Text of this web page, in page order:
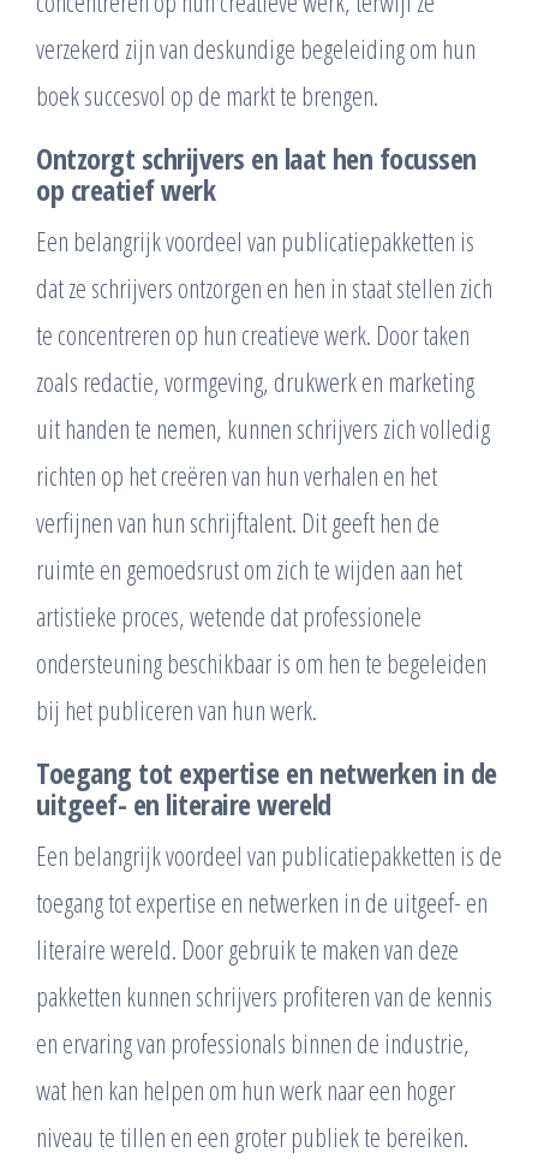
verzekerd zijn van deskundige begeleiding om hun
boek succesvol op de markt te brengen.
Ontzorgt schrijvers en laat hen focussen
op creatief werk
Een belangrijk voordeel van publicatiepakketten is
dat ze schrijvers ontzorgen en hen in staat stellen zich
te concentreren op hun creatieve werk. Door taken
zoals redactie, vormgeving, drukwerk en marketing
uit handen te nemen, kunnen schrijvers zich volledig
richten op het creëren van hun verhalen en het
verfijnen van hun schrijftalent. Dit geeft hen de
ruimte en gemoedsrust om zich te wijden aan het
artistieke proces, wetende dat professionele
ondersteuning beschikbaar is om hen te begeleiden
bij het publiceren van hun werk.
Toegang tot expertise en netwerken in de
uitgeef- en literaire wereld
Een belangrijk voordeel van publicatiepakketten is de
toegang tot expertise en netwerken in de uitgeef- en
literaire wereld. Door gebruik te maken van deze
pakketten kunnen schrijvers profiteren van de kennis
en ervaring van professionals binnen de industrie,
wat hen kan helpen om hun werk naar een hoger
niveau te tillen en een groter publiek te bereiken.